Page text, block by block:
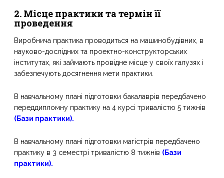
2. Місце практики та термін її
проведення
Виробнича практика проводиться на машинобудівних, в
науково-дослідних та проектно-конструкторських
інститутах, які займають провідне місце у своїх галузях і
забезпечують досягнення мети практики.
В навчальному плані підготовки бакалаврів передбачено
переддипломну практику на 4 курсі тривалістю 5 тижнів
(Бази практики).
В навчальному плані підготовки магістрів передбачено
практику в 3 семестрі тривалістю 8 тижнів (Бази
практики).